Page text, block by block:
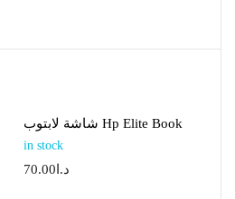
شاشة لابتوب Hp Elite Book
in stock
د.ا 70.00